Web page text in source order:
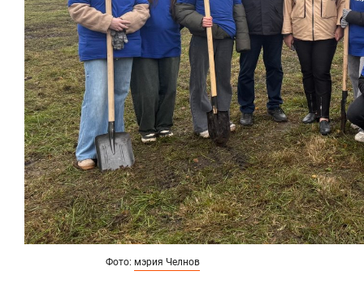
Фото: мэрия Челнов